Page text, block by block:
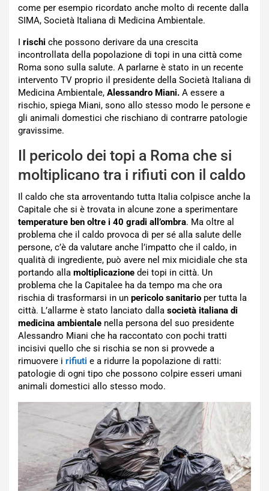
come per esempio ricordato anche molto di recente dalla
SIMA, Società Italiana di Medicina Ambientale.
I rischi che possono derivare da una crescita
incontrollata della popolazione di topi in una città come
Roma sono sulla salute. A parlarne è stato in un recente
intervento TV proprio il presidente della Società Italiana di
Medicina Ambientale, Alessandro Miani. A essere a
rischio, spiega Miani, sono allo stesso modo le persone e
gli animali domestici che rischiano di contrarre patologie
gravissime.
Il pericolo dei topi a Roma che si
moltiplicano tra i rifiuti con il caldo
Il caldo che sta arroventando tutta Italia colpisce anche la
Capitale che si è trovata in alcune zone a sperimentare
temperature ben oltre i 40 gradi all’ombra. Ma oltre al
problema che il caldo provoca di per sé alla salute delle
persone, c’è da valutare anche l’impatto che il caldo, in
qualità di ingrediente, può avere nel mix micidiale che sta
portando alla moltiplicazione dei topi in città. Un
problema che la Capitalee ha da tempo ma che ora
rischia di trasformarsi in un pericolo sanitario per tutta la
città. L’allarme è stato lanciato dalla società italiana di
medicina ambientale nella persona del suo presidente
Alessandro Miani che ha raccontato con pochi tratti
incisivi quello che si rischia se non si provvede a
rimuovere i rifiuti e a ridurre la popolazione di ratti:
patologie di ogni tipo che possono colpire esseri umani
animali domestici allo stesso modo.